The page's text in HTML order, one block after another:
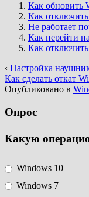
Как обновить
Как
Не работает
Как перейти
Как
‹ Настройка
Как сделать откат
Опубликовано в
Опрос
Какую
Windows 10
Windows 7